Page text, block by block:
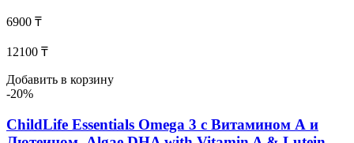
6900 ₸
12100 ₸
Добавить в корзину
-20%
ChildLife Essentials Omega 3 с Витамином А и